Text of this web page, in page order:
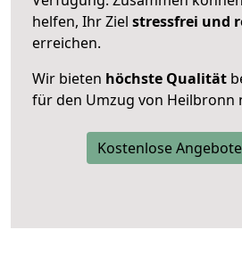
helfen, Ihr Ziel stressfrei und
erreichen.
Wir bieten höchste Qualität
für den Umzug von Heilbronn
Kostenlose